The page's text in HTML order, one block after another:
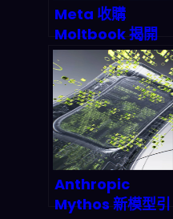
Meta 收購
Moltbook 揭開
AI 代理網路新篇
章：2026 年 AI 代
理市场將突破 120
億美元
Anthropic
Mythos 新模型引